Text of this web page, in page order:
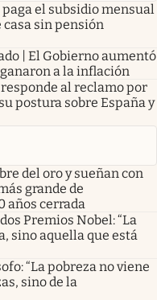
el subsidio mensual
casa sin pensión
| El Gobierno aumentó
a la inflación
al reclamo por
postura sobre España y
del oro y sueñan con
grande de
años cerrada
Premios Nobel: “La
sino aquella que está
“La pobreza no viene
sino de la